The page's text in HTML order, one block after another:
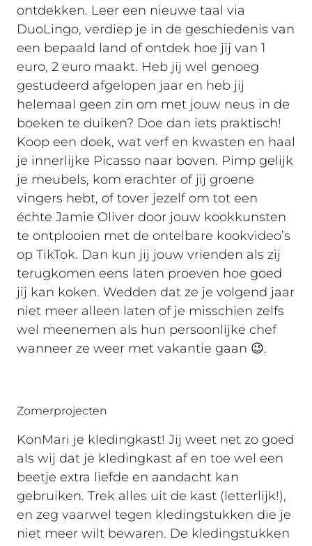
ontdekken. Leer een nieuwe taal via
DuoLingo, verdiep je in de geschiedenis van
een bepaald land of ontdek hoe jij van 1
euro, 2 euro maakt. Heb jij wel genoeg
gestudeerd afgelopen jaar en heb jij
helemaal geen zin om met jouw neus in de
boeken te duiken? Doe dan iets praktisch!
Koop een doek, wat verf en kwasten en haal
je innerlijke Picasso naar boven. Pimp gelijk
je meubels, kom erachter of jij groene
vingers hebt, of tover jezelf om tot een
échte Jamie Oliver door jouw kookkunsten
te ontplooien met de ontelbare kookvideo’s
op TikTok. Dan kun jij jouw vrienden als zij
terugkomen eens laten proeven hoe goed
jij kan koken. Wedden dat ze je volgend jaar
niet meer alleen laten of je misschien zelfs
wel meenemen als hun persoonlijke chef
wanneer ze weer met vakantie gaan 😉.
Zomerprojecten
KonMari je kledingkast! Jij weet net zo goed
als wij dat je kledingkast af en toe wel een
beetje extra liefde en aandacht kan
gebruiken. Trek alles uit de kast (letterlijk!),
en zeg vaarwel tegen kledingstukken die je
niet meer wilt bewaren. De kledingstukken